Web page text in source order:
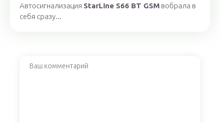
Автосигнализация StarLine S66 BT GSM вобрала в
себя сразу...